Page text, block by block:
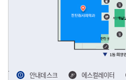
안내데스크 에스컬레이터